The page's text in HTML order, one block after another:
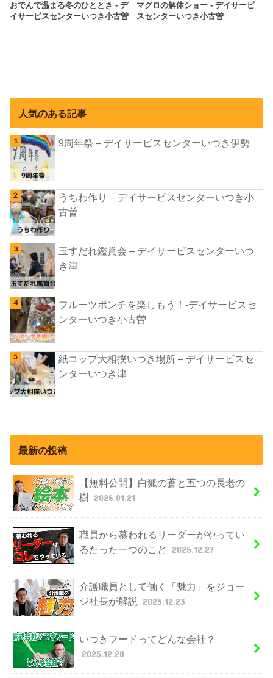
おでんで温まる冬のひととき - デ
イサービスセンターいつき小古曽
マグロの解体ショー - デイサービ
スセンターいつき小古曽
人気のある記事
9周年祭 – デイサービスセンターいつき伊勢
うちわ作り – デイサービスセンターいつき小
古曽
玉すだれ鑑賞会 – デイサービスセンターいつ
き津
フルーツポンチを楽しもう！-デイサービスセ
ンターいつき小古曽
紙コップ大相撲いつき場所 – デイサービスセ
ンターいつき津
最新の投稿
【無料公開】白狐の蒼と五つの長老の
樹 2026.01.21
職員から慕われるリーダーがやってい
るたった一つのこと
2025.12.27
介護職員として働く「魅力」をジョー
ジ社長が解説
2025.12.23
いつきフードってどんな会社？
2025.12.20